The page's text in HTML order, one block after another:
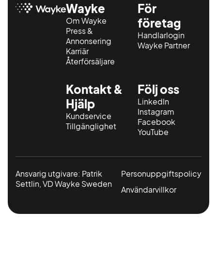
Wayke
Om Wayke
Press &
Annonsering
Karriär
Återförsäljare
För
företag
Handlarlogin
Wayke Partner
Kontakt &
Hjälp
Kundservice
Tillgänglighet
Följ oss
LinkedIn
Instagram
Facebook
YouTube
Ansvarig utgivare: Patrik
Settlin, VD Wayke Sweden
Personuppgiftspolicy
Användarvillkor